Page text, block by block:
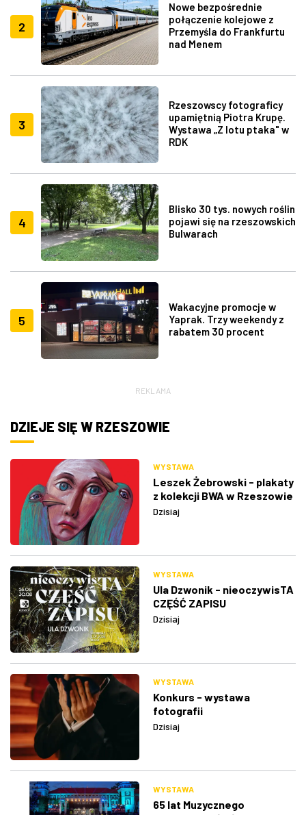
2
Nowe bezpośrednie
połączenie kolejowe z
Przemyśla do Frankfurtu
nad Menem
3
Rzeszowscy fotograficy
upamiętnią Piotra Krupę.
Wystawa „Z lotu ptaka" w
RDK
4
Blisko 30 tys. nowych roślin
pojawi się na rzeszowskich
Bulwarach
5
Wakacyjne promocje w
Yaprak. Trzy weekendy z
rabatem 30 procent
REKLAMA
DZIEJE SIĘ W RZESZOWIE
WYSTAWA
Leszek Żebrowski - plakaty
z kolekcji BWA w Rzeszowie
Dzisiaj
WYSTAWA
Ula Dzwonik - nieoczywisTA
CZĘŚĆ ZAPISU
Dzisiaj
WYSTAWA
Konkurs - wystawa
fotografii
Dzisiaj
WYSTAWA
65 lat Muzycznego